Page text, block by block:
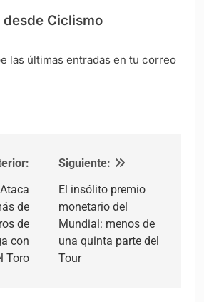
Ciclismo
las últimas entradas en tu correo
de entradas
de
de
con
Toro
Siguiente:
El insólito premio
monetario del
Mundial: menos de
una quinta parte del
Tour